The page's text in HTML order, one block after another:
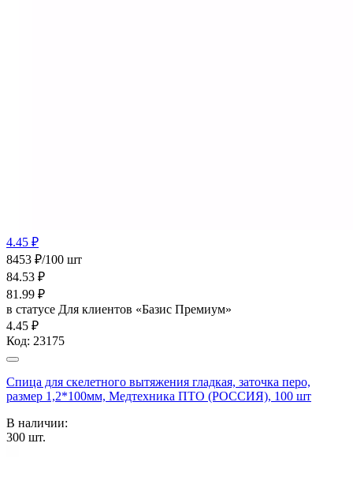
4.45 ₽
8453 ₽/100 шт
84.53 ₽
81.99 ₽
в статусе Для клиентов «Базис Премиум»
4.45 ₽
Код: 23175
Спица для скелетного вытяжения гладкая, заточка перо,
размер 1,2*100мм, Медтехника ПТО (РОССИЯ), 100 шт
В наличии:
300 шт.